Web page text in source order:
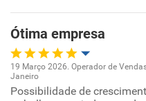
Benefícios
Recomenda esta
Ótima empresa
Oportunidade de promoção
19 Março 2026. Operador de
Janeiro
Possibilidade de